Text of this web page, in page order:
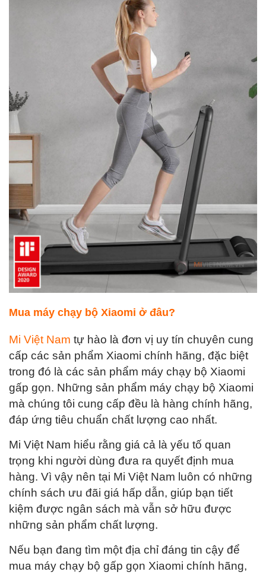
Mua máy chạy bộ Xiaomi ở đâu?
Mi Việt Nam tự hào là đơn vị uy tín chuyên cung
cấp các sản phẩm Xiaomi chính hãng, đặc biệt
trong đó là các sản phẩm máy chạy bộ Xiaomi
gấp gọn. Những sản phẩm máy chạy bộ Xiaomi
mà chúng tôi cung cấp đều là hàng chính hãng,
đáp ứng tiêu chuẩn chất lượng cao nhất.
Mi Việt Nam hiểu rằng giá cả là yếu tố quan
trọng khi người dùng đưa ra quyết định mua
hàng. Vì vậy nên tại Mi Việt Nam luôn có những
chính sách ưu đãi giá hấp dẫn, giúp bạn tiết
kiệm được ngân sách mà vẫn sở hữu được
những sản phẩm chất lượng.
Nếu bạn đang tìm một địa chỉ đáng tin cậy để
mua máy chạy bộ gấp gọn Xiaomi chính hãng,